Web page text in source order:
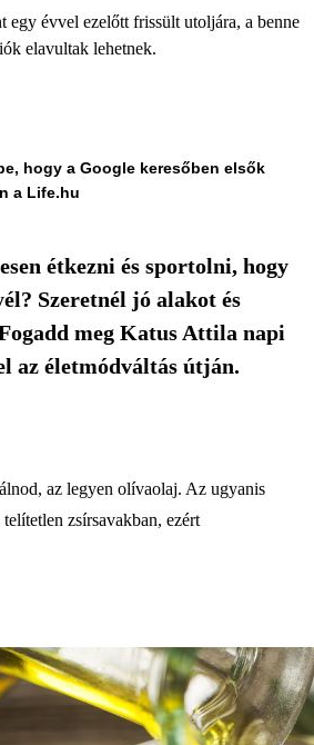
egy évvel ezelőtt frissült utoljára, a benne
elavultak lehetnek.
hogy a Google keresőben elsők
a Life.hu
étkezni és sportolni, hogy
Szeretnél jó alakot és
meg Katus Attila napi
az életmódváltás útján.
az legyen olívaolaj. Az ugyanis
telítetlen zsírsavakban, ezért